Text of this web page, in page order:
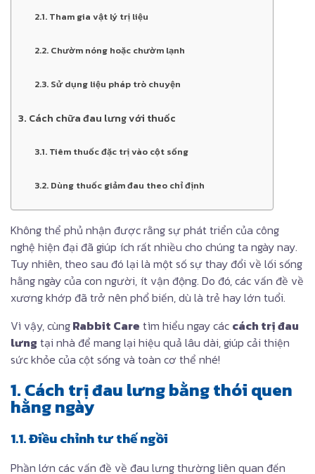
2.1. Tham gia vật lý trị liệu
2.2. Chườm nóng hoặc chườm lạnh
2.3. Sử dụng liệu pháp trò chuyện
3. Cách chữa đau lưng với thuốc
3.1. Tiêm thuốc đặc trị vào cột sống
3.2. Dùng thuốc giảm đau theo chỉ định
Không thể phủ nhận được rằng sự phát triển của công
nghệ hiện đại đã giúp ích rất nhiều cho chúng ta ngày nay.
Tuy nhiên, theo sau đó lại là một số sự thay đổi về lối sống
hằng ngày của con người, ít vận động. Do đó, các vấn đề về
xương khớp đã trở nên phổ biến, dù là trẻ hay lớn tuổi.
Vì vậy, cùngRabbit Care tìm hiểu ngay các cách trị đau
lưng tại nhà để mang lại hiệu quả lâu dài, giúp cải thiện
sức khỏe của cột sống và toàn cơ thể nhé!
1. Cách trị đau lưng bằng thói quen
hằng ngày
1.1. Điều chỉnh tư thế ngồi
Phần lớn các vấn đề về đau lưng thường liên quan đến